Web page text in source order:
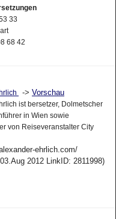
33
68 42
-> Vorschau
ist bersetzer, Dolmetscher
in Wien sowie
von Reiseveranstalter City
ehrlich.com/
2012 LinkID: 2811998)